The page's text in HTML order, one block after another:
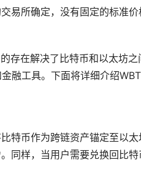
交易所确定，没有固定的标准
存在解决了比特币和以太坊
融工具。下面将详细介绍
特币作为跨链资产锚定至以
同样，当用户需要兑换回比